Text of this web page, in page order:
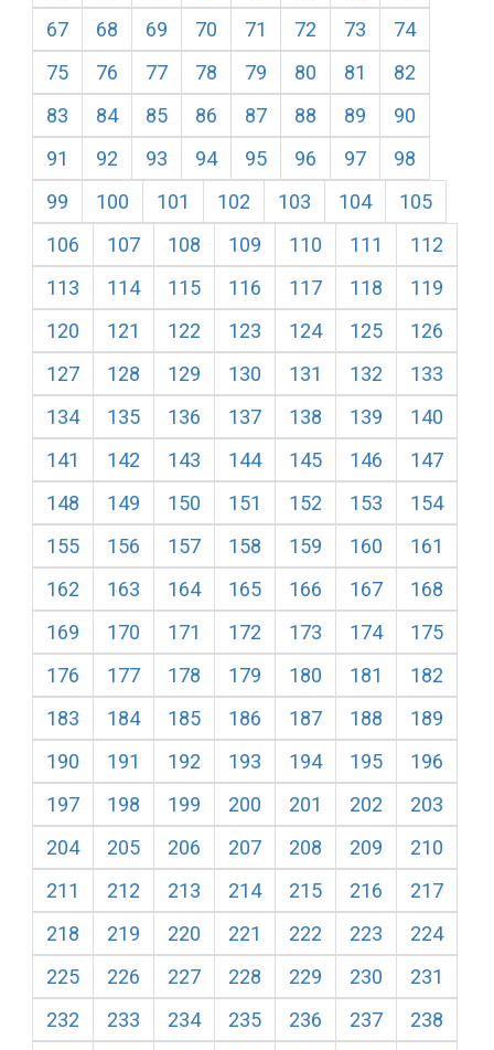
67
68 69 70 71 72 73
74
75
76 77 78 79 80 81
82
83
84 85 86 87 88 89
90
91
92 93 94 95 96 97
98
99
100 101 102 103 104
105
106
107 108 109 110 111
112
113
114 115 116 117 118
119
120
121 122 123 124 125
126
127
128 129 130 131 132
133
134
135 136 137 138 139
140
141
142 143 144 145 146
147
148
149 150 151 152 153
154
155
156 157 158 159 160
161
162
163 164 165 166 167
168
169
170 171 172 173 174
175
176
177 178 179 180 181
182
183
184 185 186 187 188
189
190
191 192 193 194 195
196
197
198 199 200 201 202
203
204
205 206 207 208 209
210
211
212 213 214 215 216
217
218
219 220 221 222 223
224
225
226 227 228 229 230
231
232
233 234 235 236 237
238